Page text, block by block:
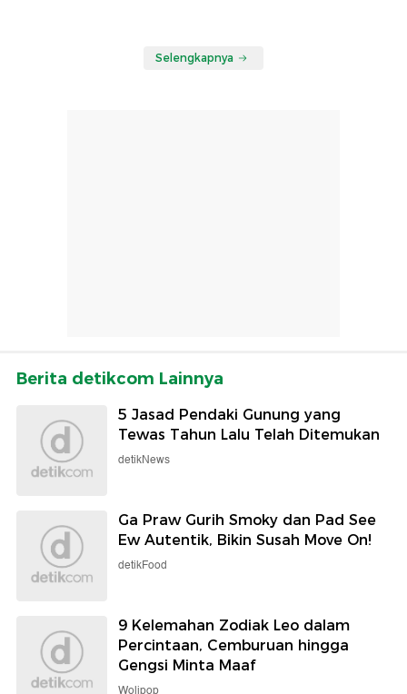
Selengkapnya
Berita detikcom Lainnya
5 Jasad Pendaki Gunung yang
Tewas Tahun Lalu Telah Ditemukan
detikNews
Ga Praw Gurih Smoky dan Pad See
Ew Autentik, Bikin Susah Move On!
detikFood
9 Kelemahan Zodiak Leo dalam
Percintaan, Cemburuan hingga
Gengsi Minta Maaf